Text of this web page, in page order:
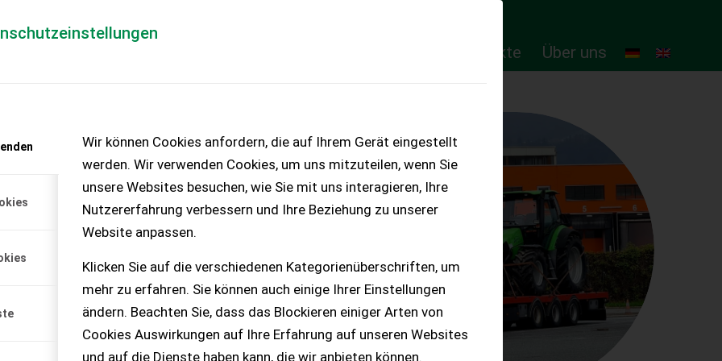
Wir können Cookies anfordern, die auf Ihrem Gerät eingestellt
werden. Wir verwenden Cookies, um uns mitzuteilen, wenn Sie
unsere Websites besuchen, wie Sie mit uns interagieren, Ihre
Nutzererfahrung verbessern und Ihre Beziehung zu unserer
Website anpassen.
Klicken Sie auf die verschiedenen Kategorienüberschriften, um
mehr zu erfahren. Sie können auch einige Ihrer Einstellungen
ändern. Beachten Sie, dass das Blockieren einiger Arten von
Cookies Auswirkungen auf Ihre Erfahrung auf unseren Websites
und auf die Dienste haben kann, die wir anbieten können.
Online-Produkte Über uns
– KEINE
Wie vom
für el...